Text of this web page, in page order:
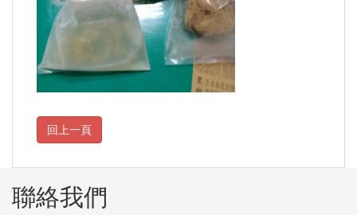
聯絡我們